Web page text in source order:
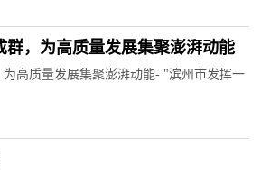
群，为高质量发展集聚澎湃动能
高质量发展集聚澎湃动能- "滨州市发挥一